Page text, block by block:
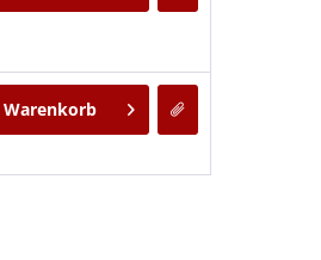
Warenkorb